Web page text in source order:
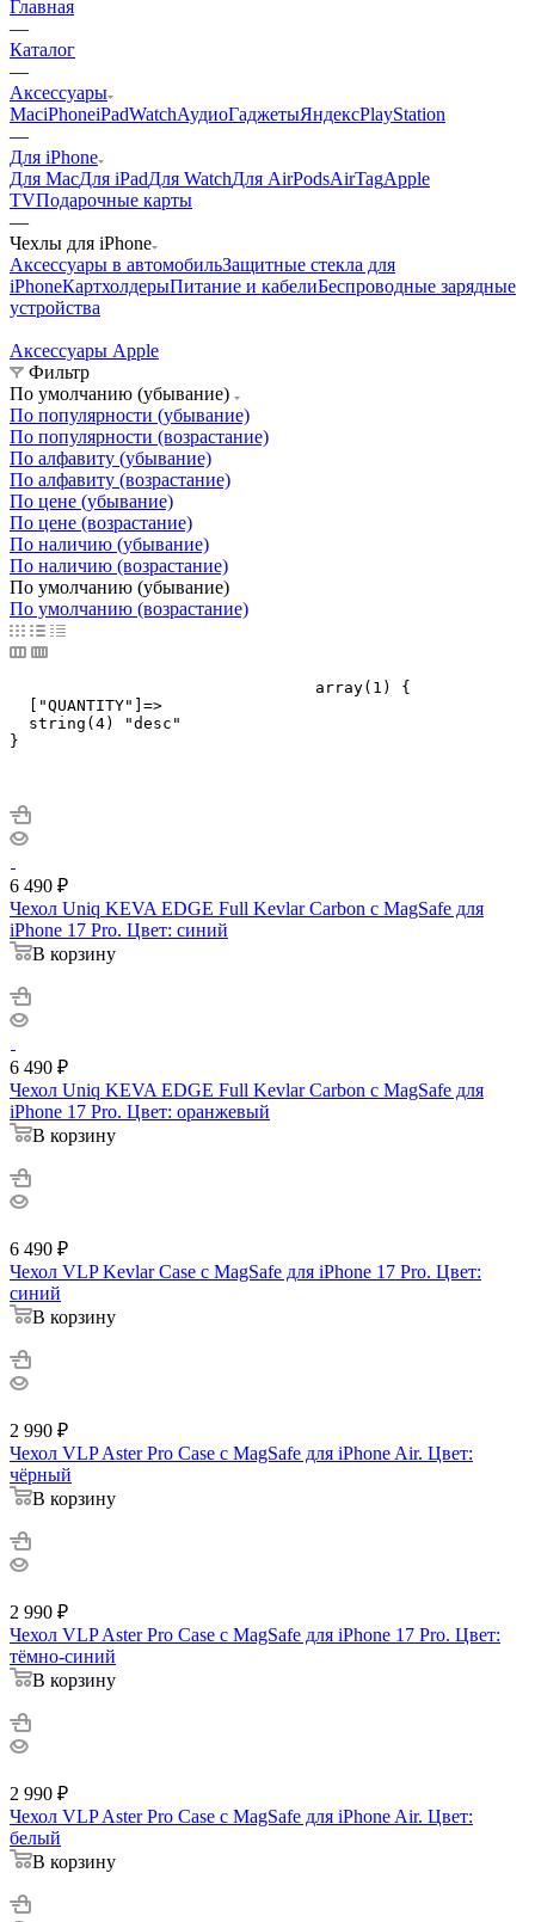
Главная
—
Каталог
—
Аксессуары
MaciPhoneiPadWatchАудиоГаджетыЯндексPlayStation
—
Для iPhone
Для MacДля iPadДля WatchДля AirPodsAirTagApple
TVПодарочные карты
—
Чехлы для iPhone
Аксессуары в автомобильЗащитные стекла для
iPhoneКартхолдерыПитание и кабелиБеспроводные зарядные
устройства
Аксессуары Apple
Фильтр
По умолчанию (убывание)
По популярности (убывание)
По популярности (возрастание)
По алфавиту (убывание)
По алфавиту (возрастание)
По цене (убывание)
По цене (возрастание)
По наличию (убывание)
По наличию (возрастание)
По умолчанию (убывание)
По умолчанию (возрастание)
  ["QUANTITY"]=>
  string(4) "desc"
}
6 490 ₽
Чехол Uniq KEVA EDGE Full Kevlar Carbon с MagSafe для
iPhone 17 Pro. Цвет: синий
В корзину
6 490 ₽
Чехол Uniq KEVA EDGE Full Kevlar Carbon с MagSafe для
iPhone 17 Pro. Цвет: оранжевый
В корзину
6 490 ₽
Чехол VLP Kevlar Case с MagSafe для iPhone 17 Pro. Цвет:
синий
В корзину
2 990 ₽
Чехол VLP Aster Pro Case с MagSafe для iPhone Air. Цвет:
чёрный
В корзину
2 990 ₽
Чехол VLP Aster Pro Case с MagSafe для iPhone 17 Pro. Цвет:
тёмно-синий
В корзину
2 990 ₽
Чехол VLP Aster Pro Case с MagSafe для iPhone Air. Цвет:
белый
В корзину